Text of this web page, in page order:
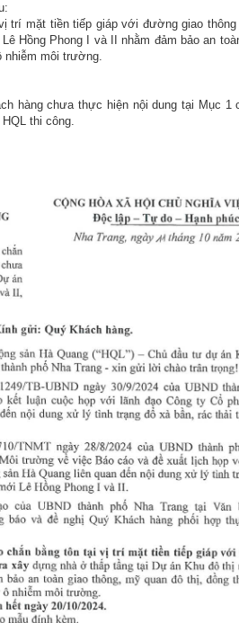
trí mặt tiền tiếp giáp với đường giao
Hồng Phong I và II nhằm đảm bảo an
nhiễm môi trường.
hàng chưa thực hiện nội dung tại Mục 1
thi công.